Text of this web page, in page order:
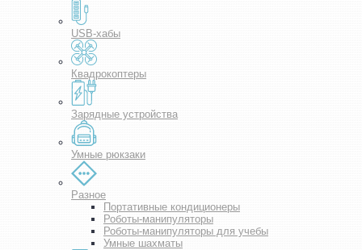
USB-хабы
Квадрокоптеры
Зарядные устройства
Умные рюкзаки
Разное
Портативные кондиционеры
Роботы-манипуляторы
Роботы-манипуляторы для учебы
Умные шахматы